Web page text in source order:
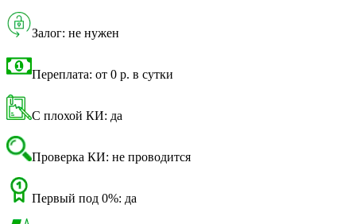
Залог: не нужен
Переплата: от 0 р. в сутки
С плохой КИ: да
Проверка КИ: не проводится
Первый под 0%: да